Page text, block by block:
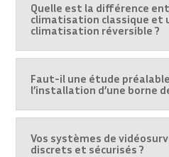
Quelle est la différence
climatisation classique et
climatisation réversible ?
Faut-il une étude
l’installation d’une borne
Vos systèmes de
discrets et sécurisés ?